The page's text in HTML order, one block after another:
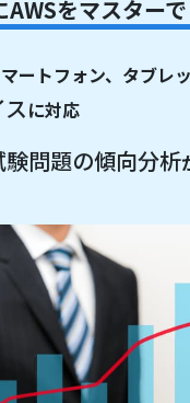
AWSをマスター
ートフォン、タブレ
に対応
験問題の傾向分析